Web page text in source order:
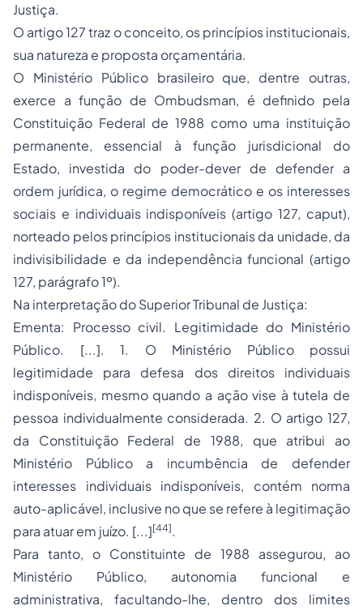
Justiça.
O artigo 127 traz o conceito, os princípios institucionais,
sua natureza e proposta orçamentária.
O Ministério Público brasileiro que, dentre outras,
exerce a função de Ombudsman, é definido pela
Constituição Federal de 1988 como uma instituição
permanente, essencial à função jurisdicional do
Estado, investida do poder-dever de defender a
ordem jurídica, o regime democrático e os interesses
sociais e individuais indisponíveis (artigo 127, caput),
norteado pelos princípios institucionais da unidade, da
indivisibilidade e da independência funcional (artigo
127, parágrafo 1º).
Na interpretação do Superior Tribunal de Justiça:
Ementa: Processocivil. Legitimidade do Ministério
Público. [...]. 1. O Ministério Público possui
legitimidade para defesa dos direitos individuais
indisponíveis, mesmo quando a ação vise à tutela de
pessoa individualmente considerada. 2. O artigo 127,
da Constituição Federal de 1988, que atribui ao
Ministério Público a incumbência de defender
interesses individuais indisponíveis, contém norma
auto-aplicável, inclusive no que se refere à legitimação
para atuar em juízo. [...][44].
Para tanto, o Constituinte de 1988 assegurou, ao
Ministério Público, autonomia funcional e
administrativa, facultando-lhe, dentro dos limites